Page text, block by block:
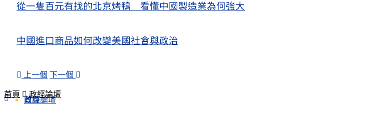
從一隻百元有找的北京烤鴨 看懂中國製造業為何強大
中國進口商品如何改變美國社會與政治
上一個 下一個
政經論壇
首頁
首頁 政經論壇